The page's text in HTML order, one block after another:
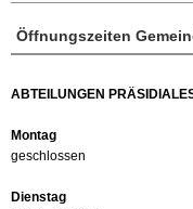
Öffnungszeiten
ABTEILUNGEN
Montag
geschlossen
Dienstag